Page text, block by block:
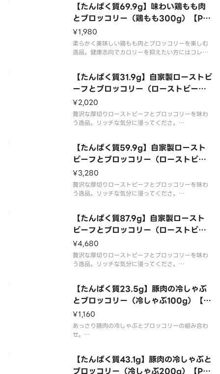
【たんぱく質69.9g】味わい鶏もも肉
とブロッコリー（鶏もも300g）【Pro
tein69.9g】Chicken Thigh ＆ Bro
ccoli （Thigh 300g）
¥1,980
柔らかく美味しい鶏もも肉とブロッコリーを楽しむ
逸品。健康志向でカロリーを抑えたい方にはコレ！
【たんぱく質31.9g】自家製ローストビ
ーフとブロッコリー（ローストビーフ1
00g）【Protein31.9g】Homemad
e Roast Beef ＆ Broccoli （Roast
Beef 100g ）
¥2,020
贅沢な厚切りローストビーフとブロッコリーを味わ
う逸品。リッチな気分に浸ってくださ。
【たんぱく質59.9g】自家製ロースト
ビーフとブロッコリー（ローストビー
フ200g）【Protein59.9g】Home
made Roast Beef ＆ Broccoli （R
oast Beef 200g ）
¥3,280
贅沢な厚切りローストビーフとブロッコリーを味わ
う逸品。リッチな気分に浸ってくださ。
【たんぱく質87.9g】自家製ロースト
ビーフとブロッコリー（ローストビー
フ300g）【Protein87.9g】Homem
ade Roast Beef ＆ Broccoli （Ro
ast Beef 300g）
¥4,680
贅沢な厚切りローストビーフとブロッコリーを味わ
う逸品。リッチな気分に浸ってくださ。
【たんぱく質23.5g】豚肉の冷しゃぶ
とブロッコリー（冷しゃぶ100g）【Pr
otein23.5g】Pork and Broccoli
（Cold Shabu-Shabu 100g）
¥1,160
あっさり豚肉の冷しゃぶとブロッコリーの組み合わ
せ。
【たんぱく質43.1g】豚肉の冷しゃぶと
ブロッコリー（冷しゃぶ200g）【Pro